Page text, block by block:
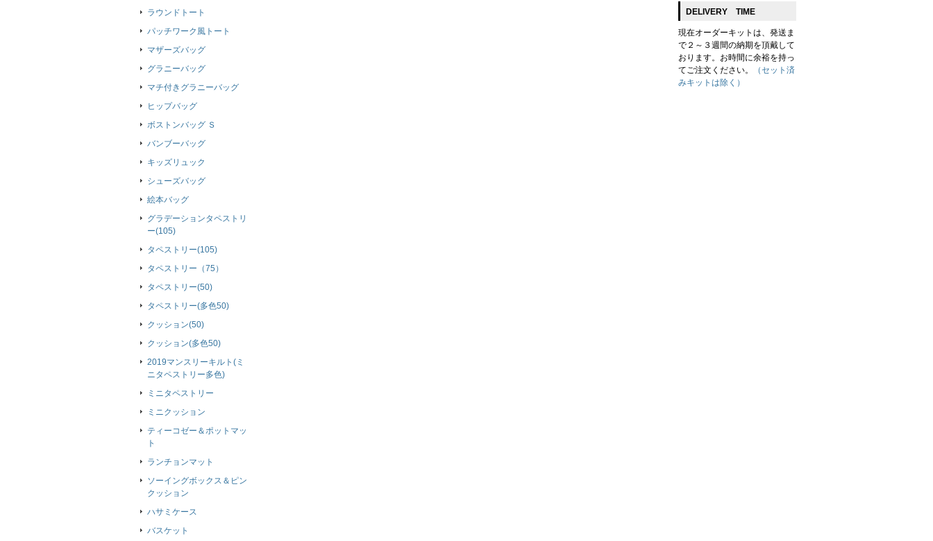
ラウンドトート
パッチワーク風トート
マザーズバッグ
グラニーバッグ
マチ付きグラニーバッグ
ヒップバッグ
ボストンバッグ Ｓ
バンブーバッグ
キッズリュック
シューズバッグ
絵本バッグ
グラデーションタペストリ
ー(105)
タペストリー(105)
タペストリー（75）
タペストリー(50)
タペストリー(多色50)
クッション(50)
クッション(多色50)
2019マンスリーキルト(ミ
ニタペストリー多色)
ミニタペストリー
ミニクッション
ティーコゼー＆ポットマッ
ト
ランチョンマット
ソーイングボックス＆ピン
クッション
ハサミケース
バスケット
DELIVERY TIME
現在オーダーキットは、発送ま
で２～３週間の納期を頂戴して
おります。お時間に余裕を持っ
てご注文ください。
（セット済
みキットは除く）